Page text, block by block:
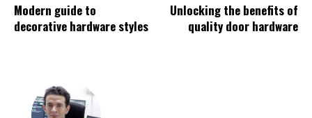
Modern guide to
decorative hardware styles
Unlocking the benefits of
quality door hardware